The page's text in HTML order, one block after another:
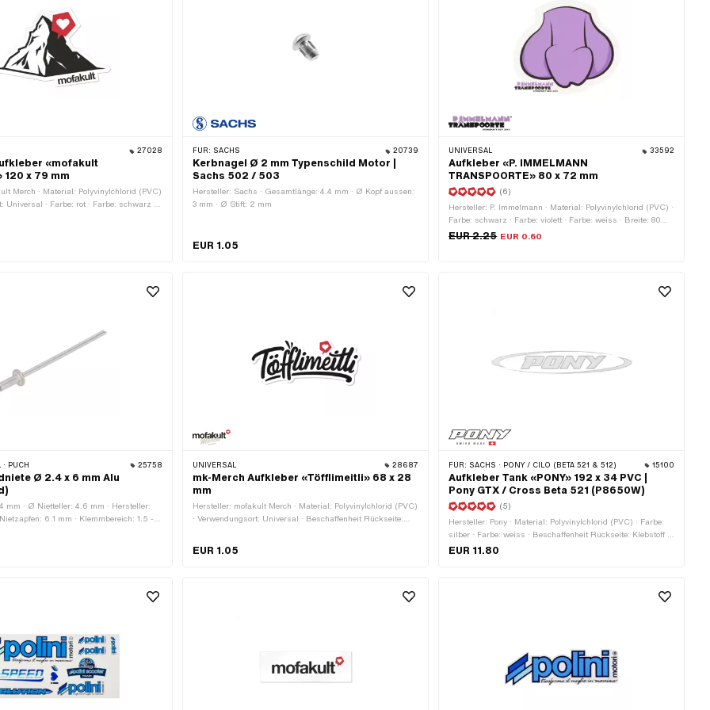
27028
«mofakult
x 79 mm
Merch · Material: Polyvinylchlorid (PVC)
Universal · Farbe: rot · Farbe: schwarz ·
FÜR: SACHS 20739
Kerbnagel Ø 2 mm Typenschild Motor |
Sachs 502 / 503
Hersteller: Sachs · Gesamtlänge: 4.4 mm · Ø Kopf aussen:
3 mm · Ø Stift: 2 mm
EUR 1.05
UNIVERSAL 33592
Aufkleber «P. IMMELMANN
TRANSPOORTE» 80 x 72 mm
(6)
Hersteller: P. Immelmann · Material: Polyvinylchlorid (PVC) ·
Farbe: schwarz · Farbe: violett · Farbe: weiss · Breite: 80
mm · Höhe: 72 mm · Oberfläche: matt · Beschaffenheit
EUR 2.25 EUR 0.60
· PUCH 25758
Ø 2.4 x 6 mm Alu
mm · Ø Nietteller: 4.6 mm · Hersteller:
6.1 mm · Klemmbereich: 1.5 -
UNIVERSAL 28687
mk-Merch Aufkleber «Töfflimeitli» 68 x 28
mm
Hersteller: mofakult Merch · Material: Polyvinylchlorid (PVC)
· Verwendungsort: Universal · Beschaffenheit Rückseite:
Transferfolie: Nein
EUR 1.05
FÜR: SACHS · PONY / CILO (BETA 521 & 512) 15100
Aufkleber Tank «PONY» 192 x 34 PVC |
Pony GTX / Cross Beta 521 (P8650W)
(5)
Hersteller: Pony · Material: Polyvinylchlorid (PVC) · Farbe:
silber · Farbe: weiss · Beschaffenheit Rückseite: Klebstoff ·
Beständigkeit: benzinbeständig · Breite: 192 mm ·
EUR 11.80